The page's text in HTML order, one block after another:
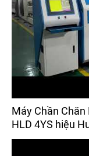
Máy Chần Chăn
HLD 4YS hiệu